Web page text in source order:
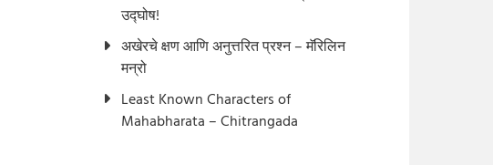
उद्घोष!
अखेरचे क्षण आणि अनुत्तरित प्रश्न – मॅरिलिन
मन्रो
Least Known Characters of
Mahabharata – Chitrangada